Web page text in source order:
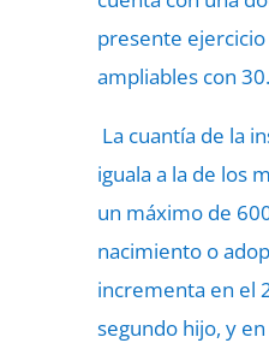
presente
ampliables con
La cuantía de la
iguala a la de los
un máximo de
nacimiento o
incrementa en el
segundo hijo, y